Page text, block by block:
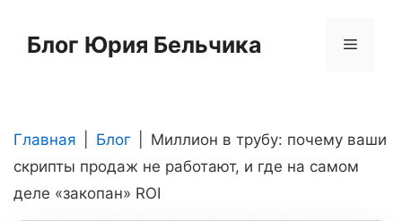
содержимому
Блог Юрия Бельчика Меню
Главная Блог
Миллион в трубу: почему ваши
скрипты продаж не работают, и где на самом
деле «закопан» ROI